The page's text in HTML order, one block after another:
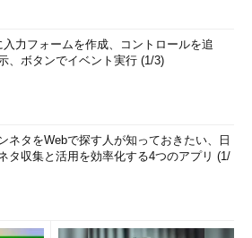
入力フォームを作成、コントロールを追
、ボタンでイベント実行 (1/3)
ネタをWebで探す人が知っておきたい、日
タ収集と活用を効率化する4つのアプリ (1/